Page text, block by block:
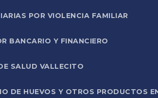
POR VIOLENCIA FAMILIAR
BANCARIO Y FINANCIERO
SALUD VALLECITO
DE HUEVOS Y OTROS PRODUCTOS